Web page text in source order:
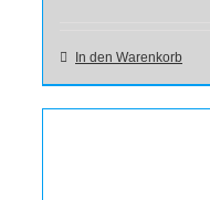
In den Warenkorb